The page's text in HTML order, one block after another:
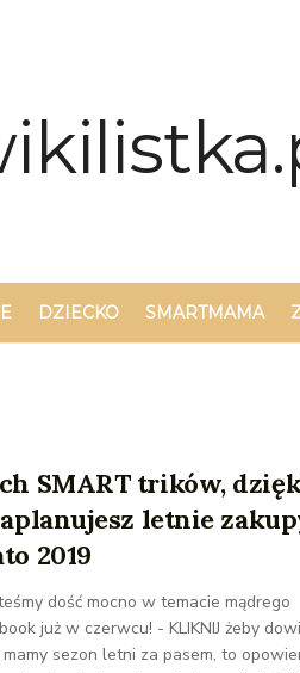
DZIECKO SMARTMAMA
SMART trików,
letnie
2019
dość mocno w temacie mądrego
już w czerwcu! - KLIKNIJ żeby
sezon letni za pasem, to